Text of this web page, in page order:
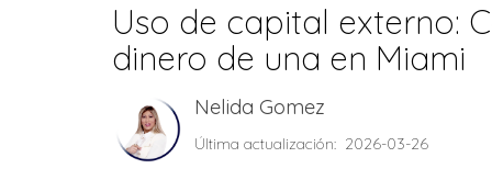
Uso de capital externo:
dinero de una en Miami
Nelida Gomez
Última actualización: 2026-03-26